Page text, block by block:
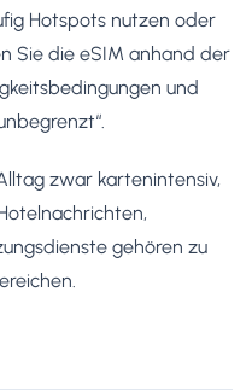
Hotspots nutzen oder
Sie die eSIM anhand der
und
zwar kartenintensiv,
gehören zu